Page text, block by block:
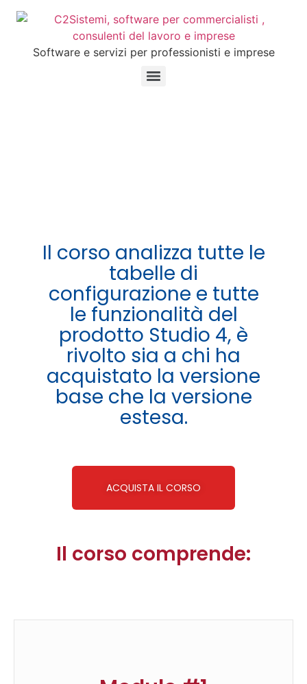
Software e servizi per professionisti e imprese
Il corso analizza tutte le
tabelle di
configurazione e tutte
le funzionalità del
prodotto Studio 4, è
rivolto sia a chi ha
acquistato la versione
base che la versione
estesa.
ACQUISTA IL CORSO
Il corso comprende: